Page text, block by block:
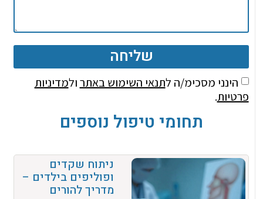
הינני מסכימ/ה לתנאי השימוש באתרולמדיניות
פרטיות.
שליחה
תחומי טיפול נוספים
ניתוח שקדים
ופוליפים בילדים –
מדריך להורים